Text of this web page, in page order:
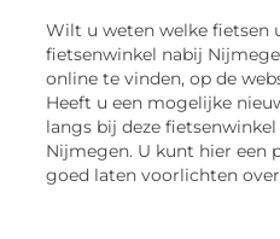
Wilt u weten welke fietsen
fietsenwinkel nabij
online te vinden, op de
Heeft u een mogelijke
langs bij deze
Nijmegen. U kunt hier een
goed laten voorlichten